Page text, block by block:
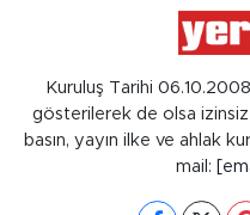
Kuruluş Tarihi
gösterilerek de olsa izinsiz
basın, yayın ilke ve ahlak
mail: